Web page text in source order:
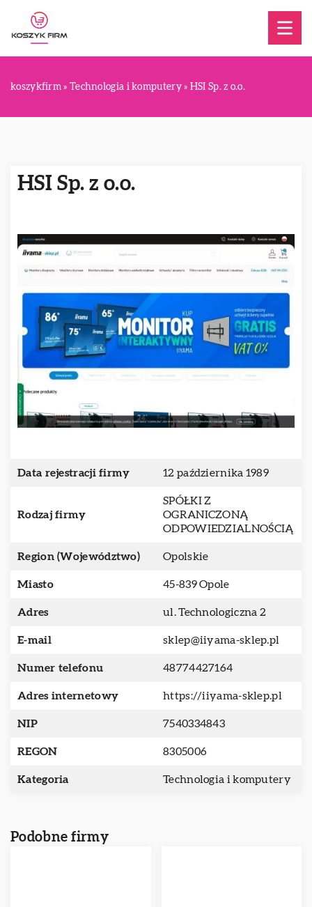
koszykfirm » Technologia i komputery» HSI Sp. z o.o.
HSI Sp. z o.o.
Data rejestracji firmy 12 października 1989
Rodzaj firmy
SPÓŁKI Z
OGRANICZONĄ
ODPOWIEDZIALNOŚCIĄ
Region (Województwo) Opolskie
Miasto 45-839 Opole
Adres ul. Technologiczna 2
E-mail sklep@iiyama-sklep.pl
Numer telefonu 48774427164
Adres internetowy https://iiyama-sklep.pl
NIP 7540334843
REGON 8305006
Kategoria Technologia i komputery
Podobne firmy